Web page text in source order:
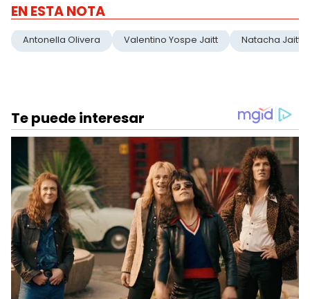
EN ESTA NOTA
Antonella Olivera Valentino Yospe Jaitt Natacha Jaitt